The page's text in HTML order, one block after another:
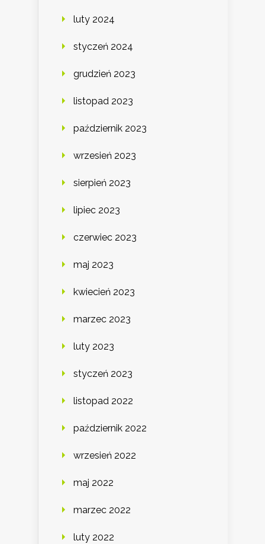
luty 2024
styczeń 2024
grudzień 2023
listopad 2023
październik 2023
wrzesień 2023
sierpień 2023
lipiec 2023
czerwiec 2023
maj 2023
kwiecień 2023
marzec 2023
luty 2023
styczeń 2023
listopad 2022
październik 2022
wrzesień 2022
maj 2022
marzec 2022
luty 2022